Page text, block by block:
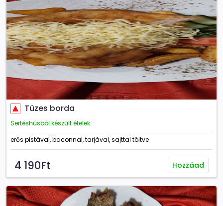
Tüzes borda
Sertéshúsból készült ételek
erős pistával, baconnal, tarjával, sajttal töltve
4 190Ft Hozzáad